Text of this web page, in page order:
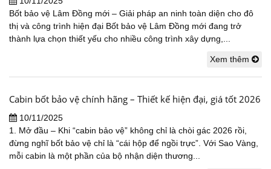
Bốt bảo vệ Lâm Đồng mới – Giải pháp an ninh toàn diện cho đô
thị và công trình hiện đại Bốt bảo vệ Lâm Đồng mới đang trở
thành lựa chọn thiết yếu cho nhiều công trình xây dựng,...
Xem thêm
Cabin bốt bảo vệ chính hãng – Thiết kế hiện đại, giá tốt 2026
10/11/2025
1. Mở đầu – Khi “cabin bảo vệ” không chỉ là chòi gác 2026 rồi,
đừng nghĩ bốt bảo vệ chỉ là “cái hộp để ngồi trực”. Với Sao Vàng,
mỗi cabin là một phần của bộ nhận diện thương...